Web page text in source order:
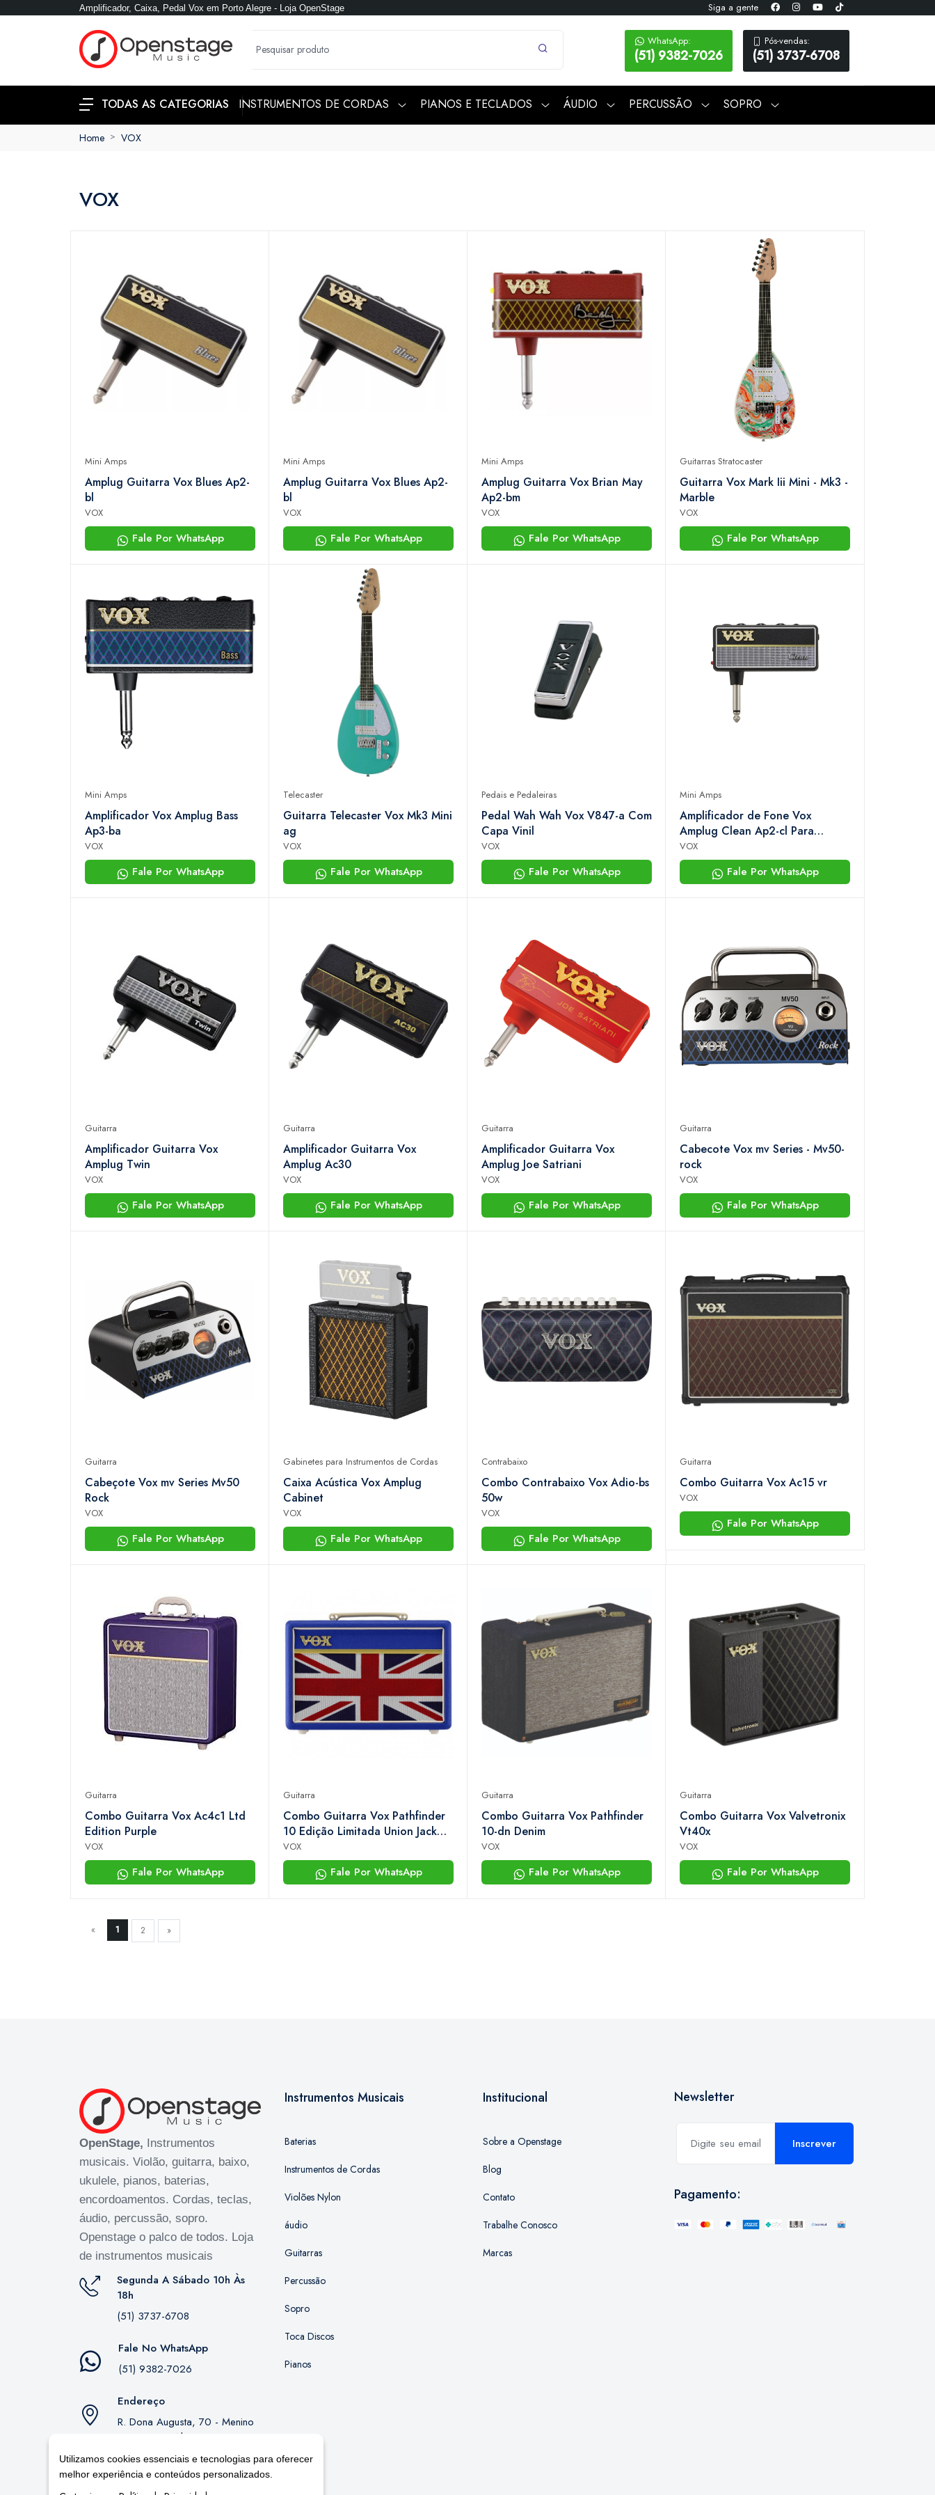
Amplificador, Caixa, Pedal Vox em Porto Alegre - Loja OpenStage Siga a gente
WhatsApp:
(51) 9382-7026
Pós-vendas:
(51) 3737-6708
TODAS AS CATEGORIAS INSTRUMENTOS DE CORDAS PIANOS E TECLADOS ÁUDIO PERCUSSÃO SOPRO
Home VOX
VOX
Mini Amps
Amplug Guitarra Vox Blues Ap2-
bl
VOX
Fale Por WhatsApp
Mini Amps
Amplug Guitarra Vox Blues Ap2-
bl
VOX
Fale Por WhatsApp
Mini Amps
Amplug Guitarra Vox Brian May
Ap2-bm
VOX
Fale Por WhatsApp
Guitarras Stratocaster
Guitarra Vox Mark Iii Mini - Mk3 -
Marble
VOX
Fale Por WhatsApp
Mini Amps
Amplificador Vox Amplug Bass
Ap3-ba
VOX
Fale Por WhatsApp
Telecaster
Guitarra Telecaster Vox Mk3 Mini
ag
VOX
Fale Por WhatsApp
Pedais e Pedaleiras
Pedal Wah Wah Vox V847-a Com
Capa Vinil
VOX
Fale Por WhatsApp
Mini Amps
Amplificador de Fone Vox
Amplug Clean Ap2-cl Para
Guitarra
VOX
Fale Por WhatsApp
Guitarra
Amplificador Guitarra Vox
Amplug Twin
VOX
Fale Por WhatsApp
Guitarra
Amplificador Guitarra Vox
Amplug Ac30
VOX
Fale Por WhatsApp
Guitarra
Amplificador Guitarra Vox
Amplug Joe Satriani
VOX
Fale Por WhatsApp
Guitarra
Cabecote Vox mv Series - Mv50-
rock
VOX
Fale Por WhatsApp
Guitarra
Cabeçote Vox mv Series Mv50
Rock
VOX
Fale Por WhatsApp
Gabinetes para Instrumentos de Cordas
Caixa Acústica Vox Amplug
Cabinet
VOX
Fale Por WhatsApp
Contrabaixo
Combo Contrabaixo Vox Adio-bs
50w
VOX
Fale Por WhatsApp
Guitarra
Combo Guitarra Vox Ac15 vr
VOX
Fale Por WhatsApp
Guitarra
Combo Guitarra Vox Ac4c1 Ltd
Edition Purple
VOX
Fale Por WhatsApp
Guitarra
Combo Guitarra Vox Pathfinder
10 Edição Limitada Union Jack
Royal Blue
VOX
Fale Por WhatsApp
Guitarra
Combo Guitarra Vox Pathfinder
10-dn Denim
VOX
Fale Por WhatsApp
Guitarra
Combo Guitarra Vox Valvetronix
Vt40x
VOX
Fale Por WhatsApp
« 1 2 »
OpenStage, Instrumentos
musicais. Violão, guitarra, baixo,
ukulele, pianos, baterias,
encordoamentos. Cordas, teclas,
áudio, percussão, sopro.
Openstage o palco de todos. Loja
de instrumentos musicais
Segunda A Sábado 10h Às
18h
(51) 3737-6708
Fale No WhatsApp
(51) 9382-7026
Endereço
R. Dona Augusta, 70 - Menino
Deus, Porto Alegre - RS,
90850-130
Instrumentos Musicais
Baterias
Instrumentos de Cordas
Violões Nylon
áudio
Guitarras
Percussão
Sopro
Toca Discos
Pianos
Institucional
Sobre a Openstage
Blog
Contato
Trabalhe Conosco
Marcas
Newsletter
Inscrever
Pagamento:
Utilizamos cookies essenciais e tecnologias para oferecer
melhor experiência e conteúdos personalizados.